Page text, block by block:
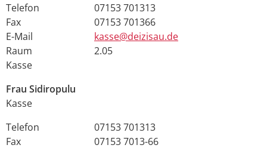
Telefon
07153 701313
Fax
07153 701366
E-Mail
kasse@deizisau.de
Raum
2.05
Kasse
Frau Sidiropulu
Kasse
Telefon
07153 701313
Fax
07153 7013-66